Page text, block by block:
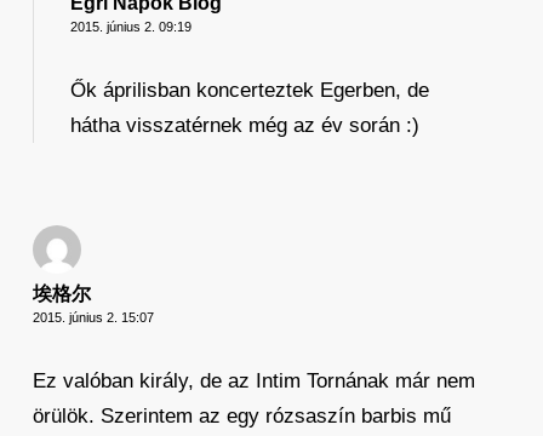
2015. június 2. 09:19
Ők áprilisban koncerteztek Egerben, de
hátha visszatérnek még az év során :)
埃格尔
2015. június 2. 15:07
Ez valóban király, de az Intim Tornának már nem
örülök. Szerintem az egy rózsaszín barbis mű